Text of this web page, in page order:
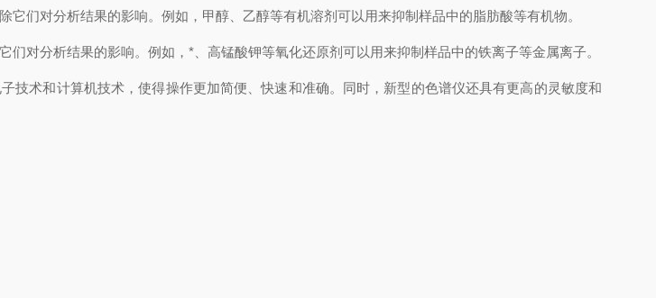
对分析结果的影响。例如，甲醇、乙醇等有机溶剂可以用来抑制样品中的脂肪酸等有机物。
分析结果的影响。例如，*、高锰酸钾等氧化还原剂可以用来抑制样品中的铁离子等金属离子。
术和计算机技术，使得操作更加简便、快速和准确。同时，新型的色谱仪还具有更高的灵敏度和